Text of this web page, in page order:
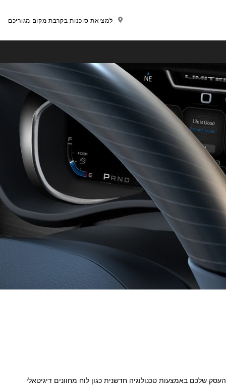
למציאת סוכנות בקרבת מקום מגוריכם
שלכם באמצעות טכנולוגיה חדשנית כגון לוח מחוונים דיגיטאלי